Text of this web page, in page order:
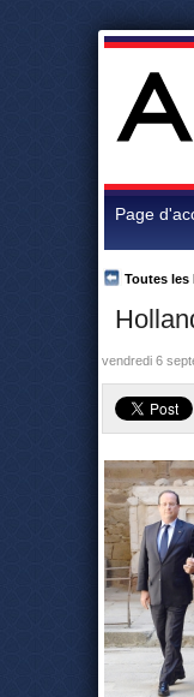
Page
Toutes les
vendredi 6